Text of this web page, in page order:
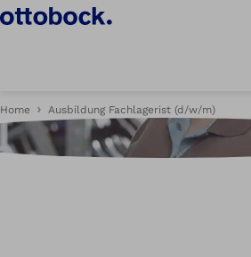
Home Ausbildung Fachlagerist (d/w/m)